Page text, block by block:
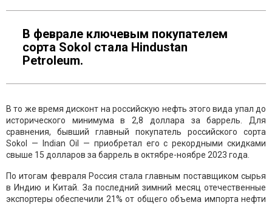
В феврале ключевым покупателем
сорта Sokol стала Hindustan
Petroleum.
В то же время дисконт на российскую нефть этого вида упал до
исторического минимума в 2,8 доллара за баррель. Для
сравнения, бывший главный покупатель российского сорта
Sokol — Indian Oil — приобретал его с рекордными скидками
свыше 15 долларов за баррель в октябре-ноябре 2023 года.
По итогам февраля Россия стала главным поставщиком сырья
в Индию и Китай. За последний зимний месяц отечественные
экспортеры обеспечили 21% от общего объема импорта нефти